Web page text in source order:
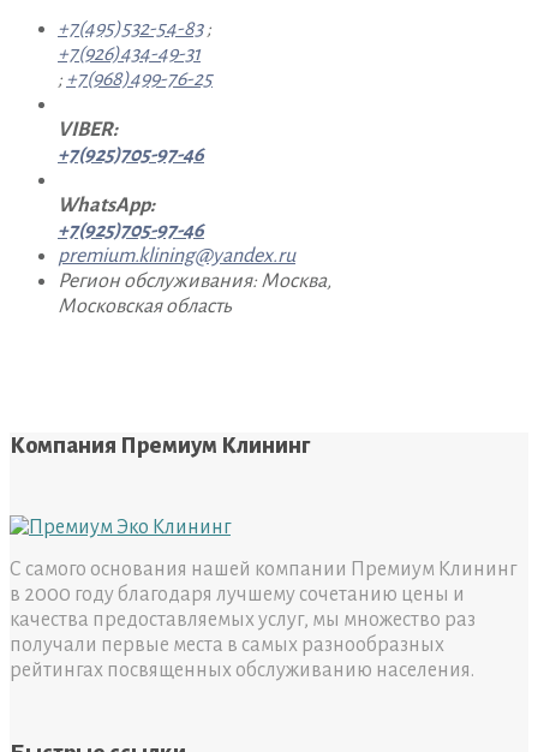
+7(495)532-54-83 ;
+7(926)434-49-31
; +7(968)499-76-25
VIBER:
+7(925)705-97-46
WhatsApp:
+7(925)705-97-46
premium.klining@yandex.ru
Регион обслуживания: Москва,
Московская область
Компания Премиум Клининг
С самого основания нашей компании Премиум Клининг
в 2000 году благодаря лучшему сочетанию цены и
качества предоставляемых услуг, мы множество раз
получали первые места в самых разнообразных
рейтингах посвященных обслуживанию населения.